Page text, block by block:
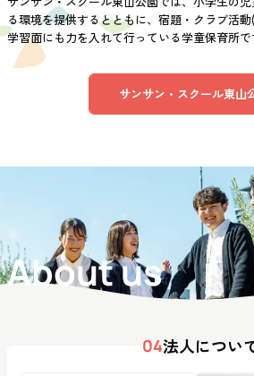
る環境を提供するとともに、宿題・クラブ活
学習面にも力を入れて行っている学童保育所で
サンサン・スクール東山
About us
04法人につい